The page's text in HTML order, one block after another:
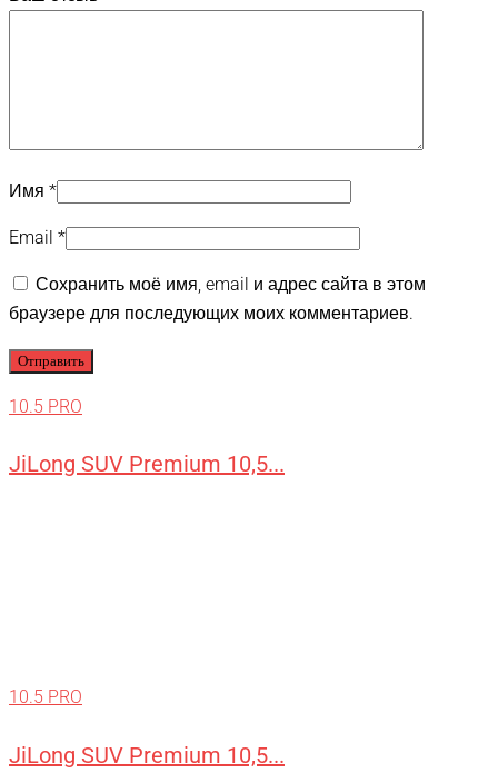
Имя *
Email *
Сохранить моё имя, email и адрес сайта в этом
браузере для последующих моих комментариев.
10.5 PRO
JiLong SUV Premium 10,5...
10.5 PRO
JiLong SUV Premium 10,5...